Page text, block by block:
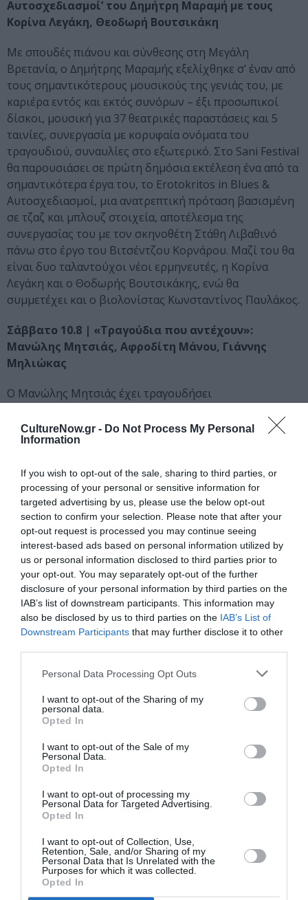
CultureNow.gr - Do Not Process My Personal
Information
If you wish to opt-out of the sale, sharing to third parties, or
processing of your personal or sensitive information for
targeted advertising by us, please use the below opt-out
section to confirm your selection. Please note that after your
opt-out request is processed you may continue seeing
interest-based ads based on personal information utilized by
us or personal information disclosed to third parties prior to
your opt-out. You may separately opt-out of the further
disclosure of your personal information by third parties on the
IAB’s list of downstream participants. This information may
also be disclosed by us to third parties on the IAB’s List of
Downstream Participants that may further disclose it to other
Personal Data Processing Opt Outs
I want to opt-out of the Sharing of my
personal data.
Opted In
I want to opt-out of the Sale of my
Personal Data.
Opted In
I want to opt-out of processing my
Personal Data for Targeted Advertising.
Opted In
I want to opt-out of Collection, Use,
Retention, Sale, and/or Sharing of my
Personal Data that Is Unrelated with the
Purposes for which it was collected.
Opted In
Αυτοσχεδιασμοί’ του Δημήτρη Μαραμή με τους
Κορίνα Λεγάκη, Θεοδωρή Βουτσικάκη
Με σπουδές πιάνου και σύνθεσης στη Μεγάλη
Βρετανία, ο ∆ημήτρης Μαραμής εξελίχθηκε σ’ έναν από
τους σημαντικότερους μουσικούς της γενιάς του, με
καριέρα εντός και εκτός συνόρων – έξι προσωπικοί
δίσκοι, μουσική για 37 θεατρικές παραστάσεις και 5
ταινίες, συνεργασία με κορυφαία ονόματα του
τραγουδιού, συναυλίες στο εξωτερικό. Στο Sani Festival
θα παρουσιάσει σε πρώτη δημόσια εκτέλεση ένα από τα
σημαντικότερα έργα του, το Erotokritos in Blues &
Αυτοσχεδιασμοί, μια ανατρεπτική πρόταση βασισμένη
σε τζαζ και μπλουζ στοιχεία, αποτέλεσμα της
συνεργασίας του με τον σκηνοθέτη Στάθη Λιβαθινό
πάνω στο έργο του Βιτσέντζου Κορνάρου. Μαζί του θα
είναι δυο ταλαντούχοι νέοι ερμηνευτές, η Κορίνα
Λεγάκη και ο Θοδωρής Βουτσικάκης, ενώ θα
συμμετέχει και ο βιολονίστας Κωνσταντίνος Παυλάκος.
Σάββατο 10.8 | «Τραγούδια που αντέχουν»:
Μανώλης Μητσιάς, Αφροδίτη Μάνου, Γιάννης
Μηλιώκας
Ο Μανώλης Μητσιάς έχει τραγουδήσει
δημιουργίας. Κινούμενος από το αυθεντικό λαϊκό
άκουσμα στο σύγχρονο έντεχνο, και από εκεί έως τη
Μακεδονίας. Με αυτές, λοιπόν, τις μελωδικές
αποσκευές του, γεμάτες με το πολύτιμο υλικό των 75
δίσκων του και αμέτρητες μεγάλες επιτυχίες όπως η
Ελευσίνα, η Πιρόγα, ο Τρελλός, το Ποτέ, θα ταξιδέψει
φέτος το καλοκαίρι στη σκηνή του Sani Festival, παρέα
με δύο σημαντικότατους συναδέλφους του,
τραγουδιστές και τραγουδοποιούς, την Αφροδίτη
Μάνου και τον Γιάννη Μηλιώκα. Η φετινή τους
συνεργασία εγγυάται τον συνδυασμό της υψηλής
αισθητικής, της ποιοτικής, δηλαδή, διασκέδασης που
τόσο σπανίζει στις μέρες μας.
CINÉ BREEZE
Πέμπτη 15.8 & Παρασκευή 16.8 | “Best Of”
ΔιεθνώνΤαινιών Μικρού Μήκους
To Sani Festival παρουσιάζει σε δύο βραδιές μια
επιλογή από τις καλύτερες διεθνείς και ελληνικές
τόσο στο ∆ιεθνές Φεστιβάλ Ταινιών Μικρού Μήκους
(TISFF) όσο και σε παγκοσμίου φήμης διοργανώσεις και
γαλλικά César. Οι προβολές αυτές πραγματοποιούνται
σε συνεργασία με το ∆ιεθνές Φεστιβάλ Ταινιών Μικρού
Μήκους (TISFF), που εδώ και επτά χρόνια προβάλλει
τις καλύτερες των ταινιών από όλον τον κόσμο,